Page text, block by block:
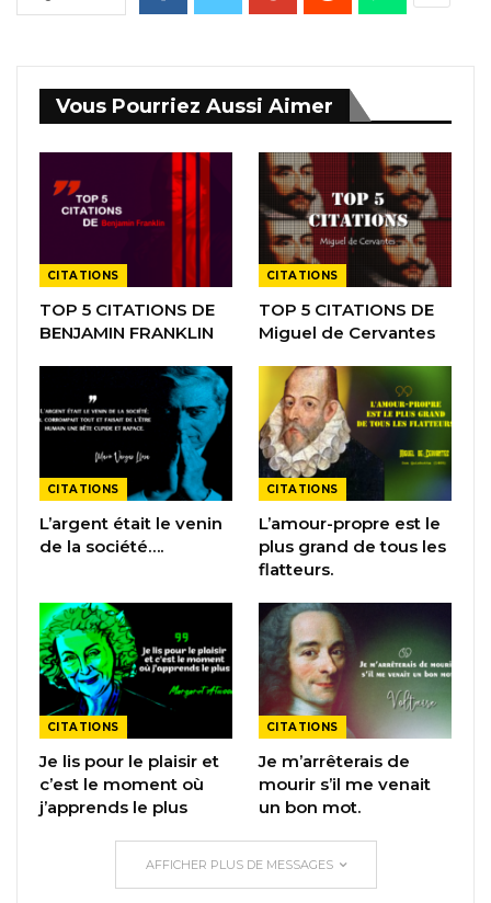
Vous Pourriez Aussi Aimer
CITATIONS
TOP 5 CITATIONS DE
BENJAMIN FRANKLIN
CITATIONS
TOP 5 CITATIONS DE
Miguel de Cervantes
CITATIONS
L’argent était le venin
de la société….
CITATIONS
L’amour-propre est le
plus grand de tous les
flatteurs.
CITATIONS
Je lis pour le plaisir et
c’est le moment où
j’apprends le plus
CITATIONS
Je m’arrêterais de
mourir s’il me venait
un bon mot.
AFFICHER PLUS DE MESSAGES